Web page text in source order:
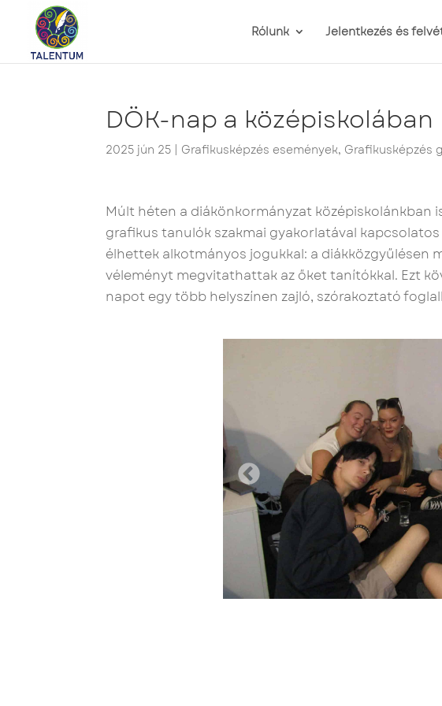
Rólunk Jelentkezés és
DÖK-nap a középiskolában
2025 jún 25 Grafikusképzés események, Grafikusképzés
Múlt héten a diákönkormányzat középiskolánkban
grafikus tanulók szakmai gyakorlatával
élhettek alkotmányos jogukkal: a diákközgyűlésen
véleményt megvitathattak az őket tanítókkal. Ezt
napot egy több helyszínen zajló, szórakoztató